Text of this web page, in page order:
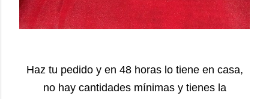
Haz tu pedido y en 48 horas lo tiene en casa,
no hay cantidades mínimas y tienes la